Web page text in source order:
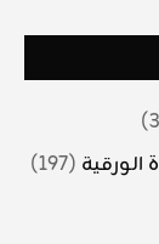
الورقية (197)